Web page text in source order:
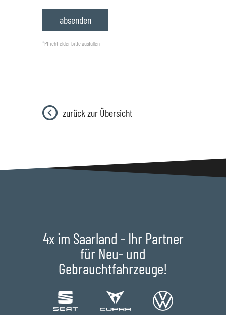
*Pflichtfelder bitte ausfüllen
zurück zur Übersicht
4x im Saarland - Ihr Partner
für Neu- und
Gebrauchtfahrzeuge!